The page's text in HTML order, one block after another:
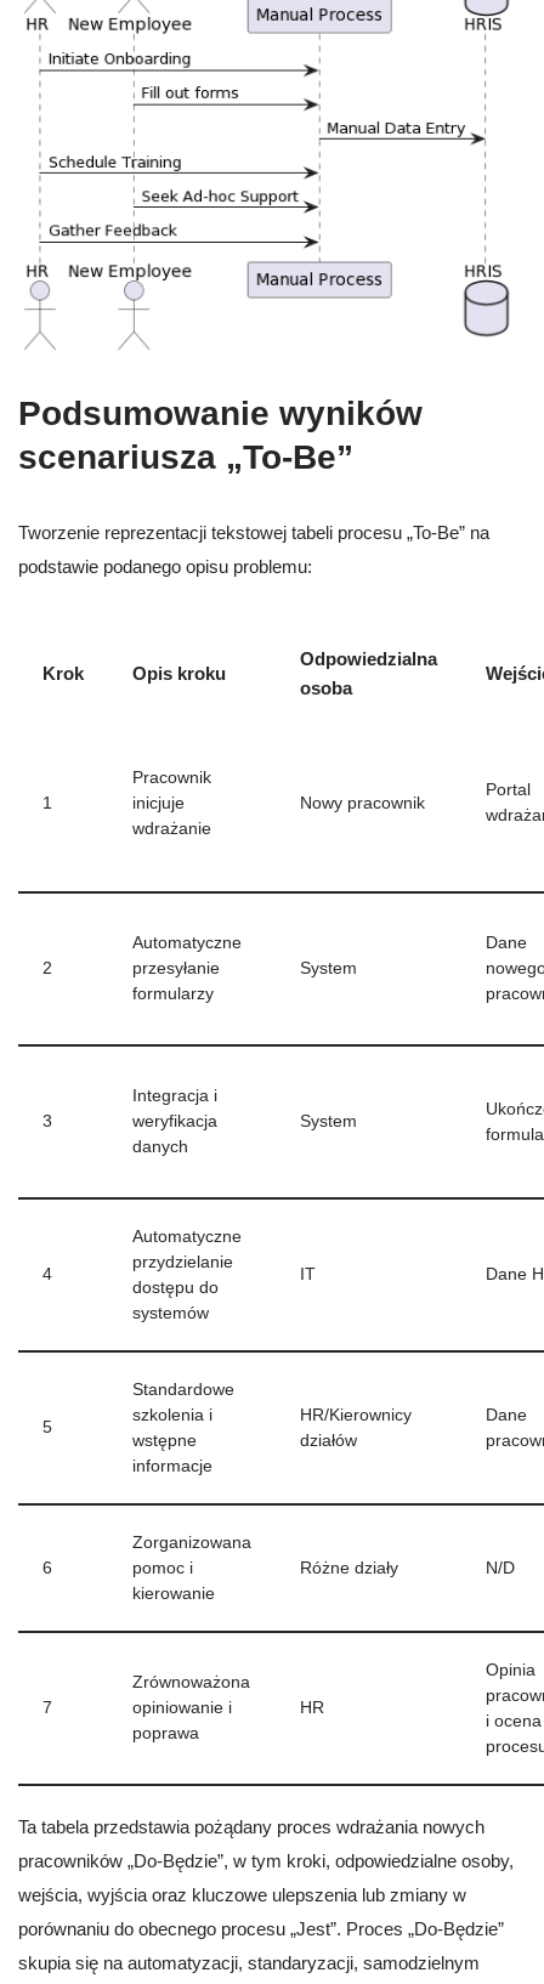
Podsumowanie wyników
scenariusza „To-Be”
Tworzenie reprezentacji tekstowej tabeli procesu „To-Be” na
podstawie podanego opisu problemu:
Krok Opis kroku
Odpowiedzialna
osoba
1
Pracownik
inicjuje
wdrażanie
Nowy pracownik
Portal
2
Automatyczne
przesyłanie
formularzy
System
Dane
3
Integracja i
weryfikacja
danych
System
4
Automatyczne
przydzielanie
dostępu do
systemów
IT Dane
5
Standardowe
szkolenia i
wstępne
informacje
HR/Kierownicy
działów
Dane
6
Zorganizowana
pomoc i
kierowanie
Różne działy N/D
7
Zrównoważona
opiniowanie i
poprawa
HR
Opinia
i ocena
Ta tabela przedstawia pożądany proces wdrażania nowych
pracowników „Do-Będzie”, w tym kroki, odpowiedzialne osoby,
wejścia, wyjścia oraz kluczowe ulepszenia lub zmiany w
porównaniu do obecnego procesu „Jest”. Proces „Do-Będzie”
skupia się na automatyzacji, standaryzacji, samodzielnym